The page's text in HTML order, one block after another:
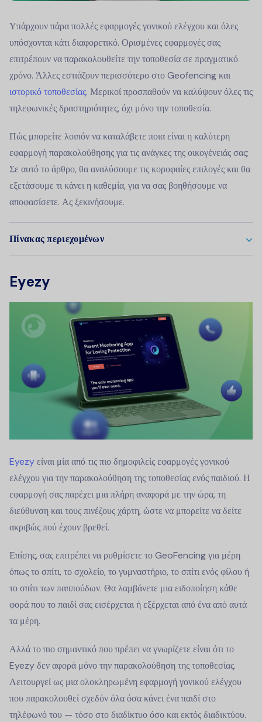
Υπάρχουν πάρα πολλές εφαρμογές γονικού ελέγχου και όλες
υπόσχονται κάτι διαφορετικό. Ορισμένες εφαρμογές σας
επιτρέπουν να παρακολουθείτε την τοποθεσία σε πραγματικό
χρόνο. Άλλες εστιάζουν περισσότερο στο Geofencing και
ιστορικό τοποθεσίας. Μερικοί προσπαθούν να καλύψουν όλες τις
τηλεφωνικές δραστηριότητες, όχι μόνο την τοποθεσία.
Πώς μπορείτε λοιπόν να καταλάβετε ποια είναι η καλύτερη
εφαρμογή παρακολούθησης για τις ανάγκες της οικογένειάς σας;
Σε αυτό το άρθρο, θα αναλύσουμε τις κορυφαίες επιλογές και θα
εξετάσουμε τι κάνει η καθεμία, για να σας βοηθήσουμε να
αποφασίσετε. Ας ξεκινήσουμε.
Πίνακας περιεχομένων
Eyezy
Eyezyείναι μία από τις πιο δημοφιλείς εφαρμογές γονικού
ελέγχου για την παρακολούθηση της τοποθεσίας ενός παιδιού. Η
εφαρμογή σας παρέχει μια πλήρη αναφορά με την ώρα, τη
διεύθυνση και τους πινέζους χάρτη, ώστε να μπορείτε να δείτε
ακριβώς πού έχουν βρεθεί.
Επίσης, σας επιτρέπει να ρυθμίσετε το GeoFencing για μέρη
όπως το σπίτι, το σχολείο, το γυμναστήριο, το σπίτι ενός φίλου ή
το σπίτι των παππούδων. Θα λαμβάνετε μια ειδοποίηση κάθε
φορά που το παιδί σας εισέρχεται ή εξέρχεται από ένα από αυτά
τα μέρη.
Αλλά το πιο σημαντικό που πρέπει να γνωρίζετε είναι ότι το
Eyezy δεν αφορά μόνο την παρακολούθηση της τοποθεσίας.
Λειτουργεί ως μια ολοκληρωμένη εφαρμογή γονικού ελέγχου
που παρακολουθεί σχεδόν όλα όσα κάνει ένα παιδί στο
τηλέφωνό του — τόσο στο διαδίκτυο όσο και εκτός διαδικτύου.